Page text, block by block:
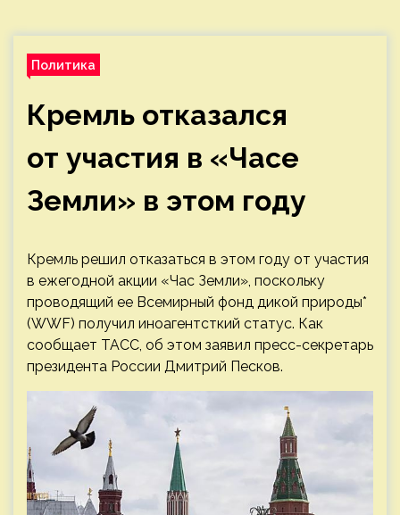
Политика
Кремль отказался
от участия в «Часе
Земли» в этом году
Кремль решил отказаться в этом году от участия
в ежегодной акции «Час Земли», поскольку
проводящий ее Всемирный фонд дикой природы*
(WWF) получил иноагентсткий статус. Как
сообщает ТАСС, об этом заявил пресс-секретарь
президента России Дмитрий Песков.